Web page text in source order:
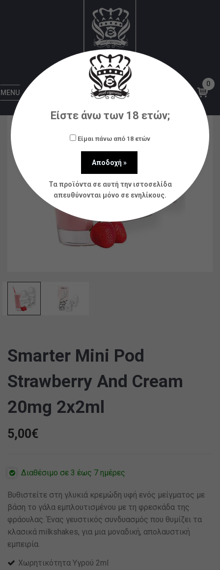
MENU
0
Ηλεκτρονικά Τσιγάρα
Smarter Mini Pod Strawberry and Cream 20mg
2x2ml
Smarter Mini Pod
Strawberry And Cream
20mg 2x2ml
5,00€
Διαθέσιμο σε 3 έως 7 ημέρες
Βυθιστείτε στη γλυκιά κρεμώδη υφή ενός μείγματος με
βάση το γάλα εμπλουτισμένου με τη φρεσκάδα της
φράουλας. Ένας γευστικός συνδυασμός που θυμίζει τα
κλασικά milkshakes, για μια μοναδική, απολαυστική
εμπειρία.
Χωρητικότητα Υγρού 2ml
Είστε άνω των 18 ετών;
Είμαι πάνω από 18 ετών
Τα προϊόντα σε αυτή την ιστοσελίδα
απευθύνονται μόνο σε ενηλίκους.